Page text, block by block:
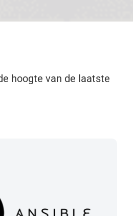
hoogte van de laatste